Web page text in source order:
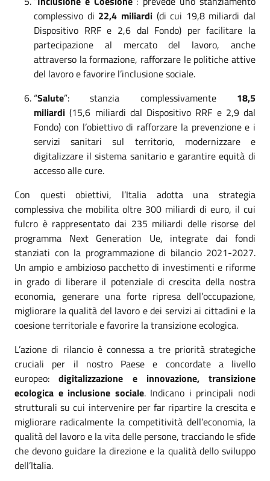
complessivo di 22,4 miliardi (di cui 19,8 miliardi dal
Dispositivo RRF e 2,6 dal Fondo) per facilitare la
partecipazione al mercato del lavoro, anche
attraverso la formazione, rafforzare le politiche attive
del lavoro e favorire l’inclusione sociale.
“Salute”: stanzia complessivamente 18,5
miliardi(15,6 miliardi dal Dispositivo RRF e 2,9 dal
Fondo) con l’obiettivo di rafforzare la prevenzione e i
servizi sanitari sul territorio, modernizzare e
digitalizzare il sistema sanitario e garantire equità di
accesso alle cure.
Con questi obiettivi, l’Italia adotta una strategia
complessiva che mobilita oltre 300 miliardi di euro, il cui
fulcro è rappresentato dai 235 miliardi delle risorse del
programma Next Generation Ue, integrate dai fondi
stanziati con la programmazione di bilancio 2021-2027.
Un ampio e ambizioso pacchetto di investimenti e riforme
in grado di liberare il potenziale di crescita della nostra
economia, generare una forte ripresa dell’occupazione,
migliorare la qualità del lavoro e dei servizi ai cittadini e la
coesione territoriale e favorire la transizione ecologica.
L’azione di rilancio è connessa a tre priorità strategiche
cruciali per il nostro Paese e concordate a livello
europeo:digitalizzazione e innovazione, transizione
ecologica e inclusione sociale. Indicano i principali nodi
strutturali su cui intervenire per far ripartire la crescita e
migliorare radicalmente la competitività dell’economia, la
qualità del lavoro e la vita delle persone, tracciando le sfide
che devono guidare la direzione e la qualità dello sviluppo
dell’Italia.